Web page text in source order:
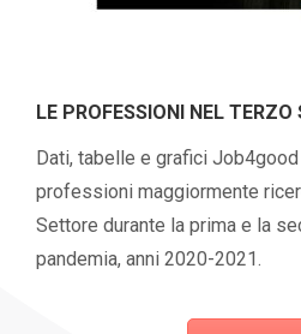
LE PROFESSIONI NEL TERZO
Dati, tabelle e grafici
professioni maggiormente
Settore durante la prima e la
pandemia, anni 2020-2021.